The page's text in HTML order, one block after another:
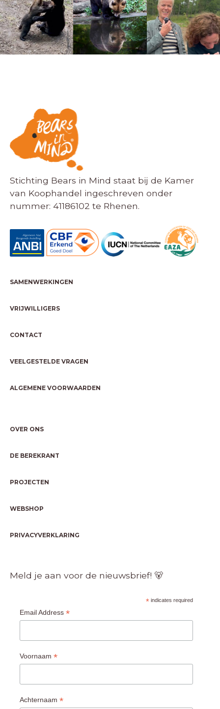
Stichting Bears in Mind staat bij de Kamer
van Koophandel ingeschreven onder
nummer: 41186102 te Rhenen.
SAMENWERKINGEN
VRIJWILLIGERS
CONTACT
VEELGESTELDE VRAGEN
ALGEMENE VOORWAARDEN
OVER ONS
DE BEREKRANT
PROJECTEN
WEBSHOP
PRIVACYVERKLARING
Meld je aan voor de nieuwsbrief! 🐻
* indicates required
Email Address *
Voornaam *
Achternaam *